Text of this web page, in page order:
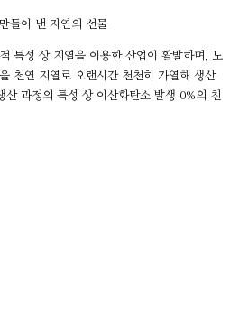
들어 낸 자연의 선물
특성 상 지열을 이용한 산업이 활발하며, 노
천연 지열로 오랜시간 천천히 가열해 생산
산 과정의 특성 상 이산화탄소 발생 0%의 친